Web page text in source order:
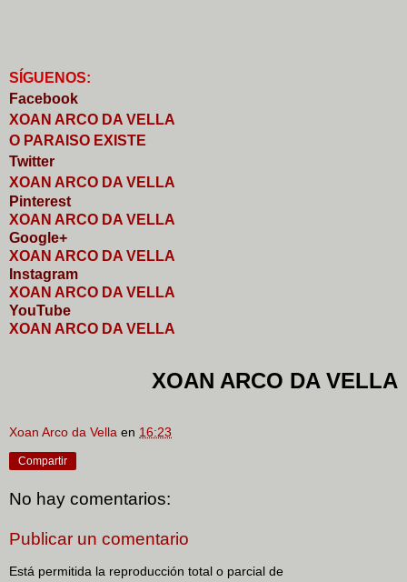
S GUENOS:
Facebook
XOAN ARCO DA VELLA
O PARAISO EXISTE
Twitter
XOAN ARCO DA VELLA
Pinterest
XOAN ARCO DA VELLA
Google+
XOAN ARCO DA VELLA
nstagram
XOAN ARCO DA VELLA
YouTube
XOAN ARCO DA VELLA
XOAN ARCO DA VELLA
Xoan Arco da Vella en 16:23
Compartir
No hay comentarios:
Publicar un comentario
Está permitida la reproducción total o parcial de